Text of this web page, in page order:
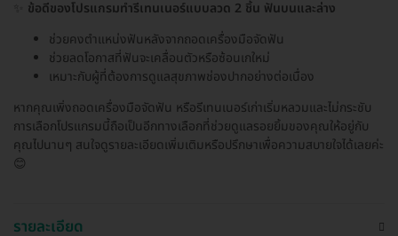
ข้อดีของโปรแกรมทำรีเทนเนอร์แบบลวด 2 ชิ้น ฟันบนและล่าง
ช่วยคงตำแหน่งฟันหลังจากถอดเครื่องมือจัดฟัน
ช่วยลดโอกาสที่ฟันจะเคลื่อนตัวหรือซ้อนเกใหม่
เหมาะกับผู้ที่ต้องการดูแลสุขภาพช่องปากอย่างต่อเนื่อง
หากคุณเพิ่งถอดเครื่องมือจัดฟัน หรือรีเทนเนอร์เก่าเริ่มหลวมและไม่กระชับ
การเลือกโปรแกรมนี้ถือเป็นอีกทางเลือกที่ช่วยดูแลรอยยิ้มของคุณให้อยู่กับ
คุณไปนานๆ สนใจดูรายละเอียดเพิ่มเติมหรือปรึกษาเพื่อความสบายใจได้เลยค่ะ
😊
รายละเอียด